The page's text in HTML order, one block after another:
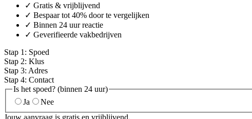
✓ Gratis & vrijblijvend
✓ Bespaar tot 40% door te vergelijken
✓ Binnen 24 uur reactie
✓ Geverifieerde vakbedrijven
Stap 1 : Spoed
Stap 2: Klus
Stap 3: Adres
Stap 4: Contact
Is het spoed? (binnen 24 uur)
Ja
Nee